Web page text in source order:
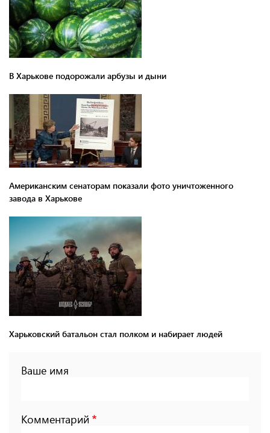
В Харькове подорожали арбузы и дыни
Американским сенаторам показали фото уничтоженного
завода в Харькове
Харьковский батальон стал полком и набирает людей
Ваше имя
Комментарий